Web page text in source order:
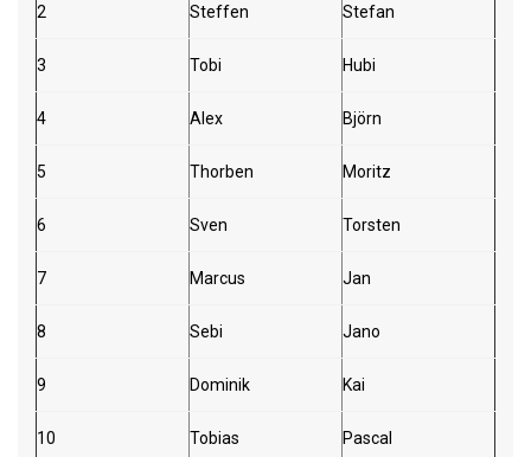
2 Steffen Stefan
3 Tobi Hubi
4 Alex Björn
5 Thorben Moritz
6 Sven Torsten
7 Marcus Jan
8 Sebi Jano
9 Dominik Kai
10 Tobias Pascal